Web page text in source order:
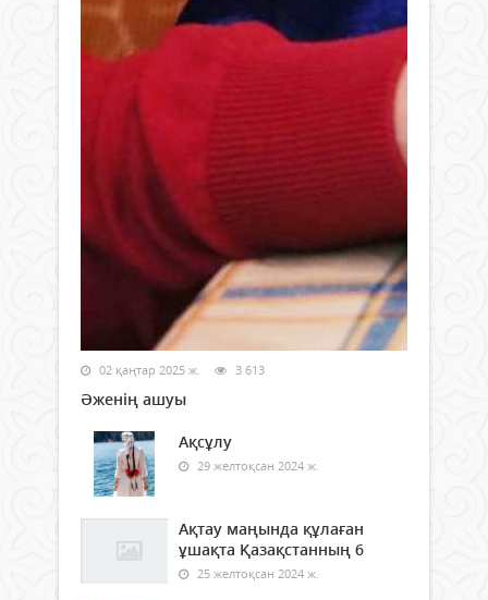
02 қаңтар 2025 ж. 3 613
Әженің ашуы
Ақсұлу
29 желтоқсан 2024 ж.
Ақтау маңында құлаған
ұшақта Қазақстанның 6
25 желтоқсан 2024 ж.